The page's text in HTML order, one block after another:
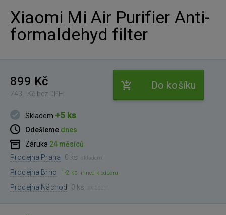
Xiaomi Mi Air Purifier Anti-
formaldehyd filter
899 Kč
743,- Kč bez DPH
Do košíku
Skladem +5 ks
Odešleme dnes
Záruka 24 měsíců
Prodejna Praha 0 ks skladem
Prodejna Brno 1-2 ks ihned k odběru
Prodejna Náchod 0 ks skladem